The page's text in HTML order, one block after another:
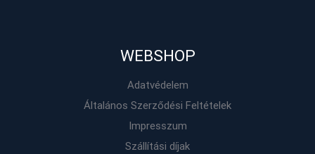
WEBSHOP
Adatvédelem
Általános Szerződési Feltételek
Impresszum
Szállítási díjak